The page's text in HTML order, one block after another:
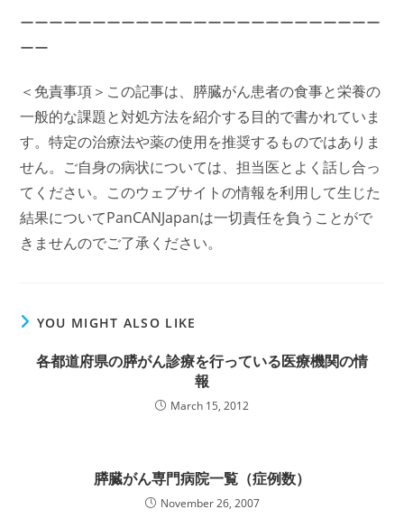
ーーーーーーーーーーーーーーーーーーーーーーーーー
ーー
＜免責事項＞この記事は、膵臓がん患者の食事と栄養の
一般的な課題と対処方法を紹介する目的で書かれていま
す。特定の治療法や薬の使用を推奨するものではありま
せん。ご自身の病状については、担当医とよく話し合っ
てください。このウェブサイトの情報を利用して生じた
結果についてPanCANJapanは一切責任を負うことがで
きませんのでご了承ください。
YOU MIGHT ALSO LIKE
各都道府県の膵がん診療を行っている医療機関の情
報
March 15, 2012
膵臓がん専門病院一覧（症例数）
November 26, 2007